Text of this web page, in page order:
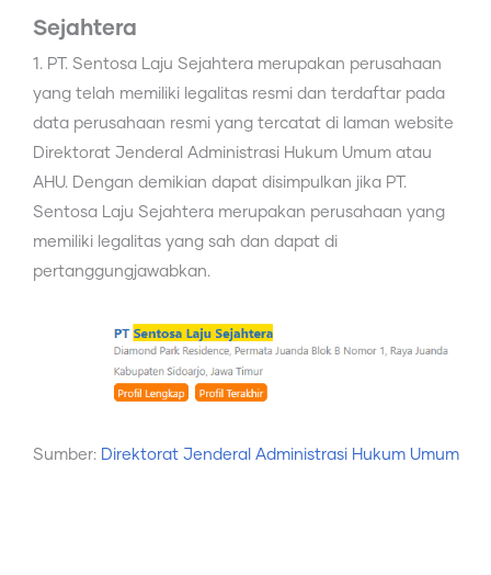
Sejahtera
1. PT. Sentosa Laju Sejahtera merupakan perusahaan
yang telah memiliki legalitas resmi dan terdaftar pada
data perusahaan resmi yang tercatat di laman website
Direktorat Jenderal Administrasi Hukum Umum atau
AHU. Dengan demikian dapat disimpulkan jika PT.
Sentosa Laju Sejahtera merupakan perusahaan yang
memiliki legalitas yang sah dan dapat di
pertanggungjawabkan.
Sumber: Direktorat Jenderal Administrasi Hukum Umum